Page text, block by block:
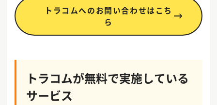
トラコムへのお問い合わせはこち
ら
トラコムが無料で実施している
サービス